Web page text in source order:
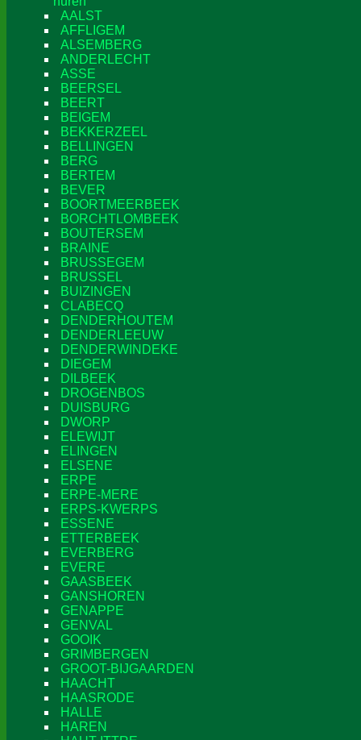
AALST
AFFLIGEM
ALSEMBERG
ANDERLECHT
ASSE
BEERSEL
BEERT
BEIGEM
BEKKERZEEL
BELLINGEN
BERG
BERTEM
BEVER
BOORTMEERBEEK
BORCHTLOMBEEK
BOUTERSEM
BRAINE
BRUSSEGEM
BRUSSEL
BUIZINGEN
CLABECQ
DENDERHOUTEM
DENDERLEEUW
DENDERWINDEKE
DIEGEM
DILBEEK
DROGENBOS
DUISBURG
DWORP
ELEWIJT
ELINGEN
ELSENE
ERPE
ERPE-MERE
ERPS-KWERPS
ESSENE
ETTERBEEK
EVERBERG
EVERE
GAASBEEK
GANSHOREN
GENAPPE
GENVAL
GOOIK
GRIMBERGEN
GROOT-BIJGAARDEN
HAACHT
HAASRODE
HALLE
HAREN